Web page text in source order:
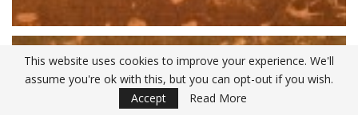
This website uses cookies to improve your experience. We'll
assume you're ok with this, but you can opt-out if you wish.
Accept
Read More